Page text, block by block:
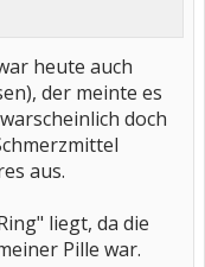
heute auch
der meinte es
doch
aus.
liegt, da die
Pille war.